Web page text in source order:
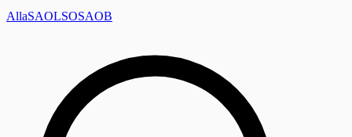
AllaSAOLSOSAOB